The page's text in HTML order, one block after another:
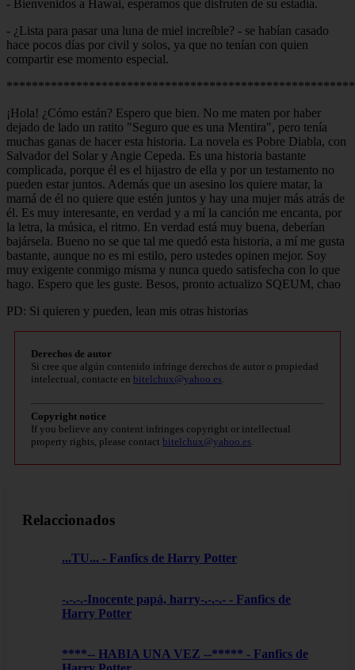
- Bienvenidos a Hawai, esperamos que disfruten de su estadía.
- ¿Lista para pasar una luna de miel increíble? - se habían casado
hace pocos días por civil y solos, ya que no tenían con quien
compartir ese momento especial.
¡Hola! ¿Cómo están? Espero que bien. No me maten por haber
dejado de lado un ratito "Seguro que es una Mentira", pero tenía
muchas ganas de hacer esta historia. La novela es Pobre Diabla, con
Salvador del Solar y Angie Cepeda. Es una historia bastante
complicada, porque él es el hijastro de ella y por un testamento no
pueden estar juntos. Además que un asesino los quiere matar, la
mamá de él no quiere que estén juntos y hay una mujer más atrás de
él. Es muy interesante, en verdad y a mí la canción me encanta, por
la letra, la música, el ritmo. En verdad está muy buena, deberían
bajársela. Bueno no se que tal me quedó esta historia, a mí me gusta
bastante, aunque no es mi estilo, pero ustedes opinen mejor. Soy
muy exigente conmigo misma y nunca quedo satisfecha con lo que
hago. Espero que les guste. Besos, pronto actualizo SQEUM, chao
PD: Si quieren y pueden, lean mis otras historias
Derechos de autor
Si cree que algún contenido infringe derechos de autor o propiedad
intelectual, contacte en bitelchux@yahoo.es
Copyright notice
If you believe any content infringes copyright or intellectual
property rights, please contact bitelchux@yahoo.es
Relaccionados
...TU... - Fanfics de Harry Potter
-.-.-.-Inocente papá, harry-.-.-.- - Fanfics de
Harry Potter
****-- HABIA UNA VEZ --***** - Fanfics de